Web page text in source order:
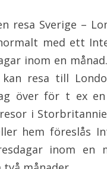
resa Sverige –
med ett
inom en
kan resa till
över för t ex
i
hem föreslås
inom en